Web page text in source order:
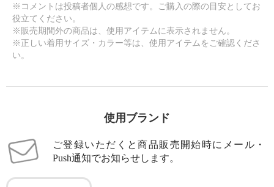
※コメントは投稿者個人の感想です。ご購入の際の目安としてお
役立てください。
※販売期間外の商品は、使用アイテムに表示されません。
※正しい着用サイズ・カラー等は、使用アイテムをご確認くださ
い。
使用ブランド
ご登録いただくと商品販売開始時にメール・
Push通知でお知らせします。